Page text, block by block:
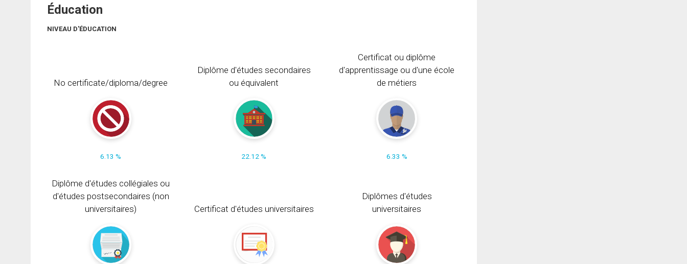
Éducation
NIVEAU D'ÉDUCATION
No certificate/diploma/degree
6.13 %
Diplôme d'études secondaires
ou équivalent
22.12 %
Certificat ou diplôme
d'apprentissage ou d'une école
de métiers
6.33 %
Diplôme d'études collégiales ou
d'études postsecondaires (non
universitaires)
Certificat d'études universitaires
Diplômes d'études
universitaires